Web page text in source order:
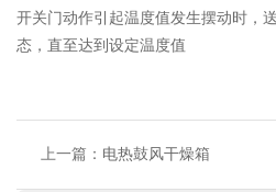
开关门动作引起温度值发生摆动时，
态，直至达到设定温度值
上一篇： 电热鼓风干燥箱